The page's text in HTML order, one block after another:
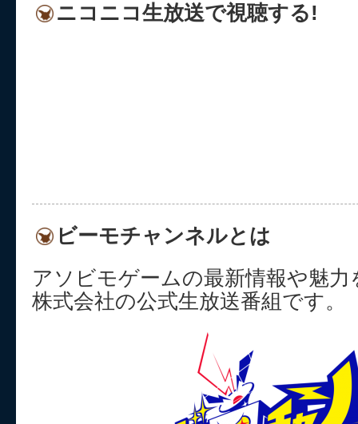
ニコニコ生放送で視聴する!
ビーモチャンネルとは
アソビモゲームの最新情報や魅
株式会社の公式生放送番組です。